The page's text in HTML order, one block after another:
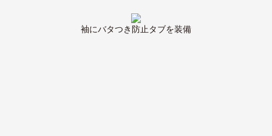
袖にバタつき防止タブを装備